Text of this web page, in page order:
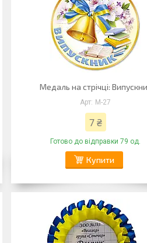
Медаль на стрічці:
М-27
7 ₴
Готово до відправки 79 од.
Купити